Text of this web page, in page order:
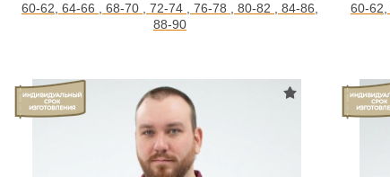
60-62, 64-66 , 68-70 , 72-74 , 76-78 , 80-82 , 84-86,
88-90
60-62,